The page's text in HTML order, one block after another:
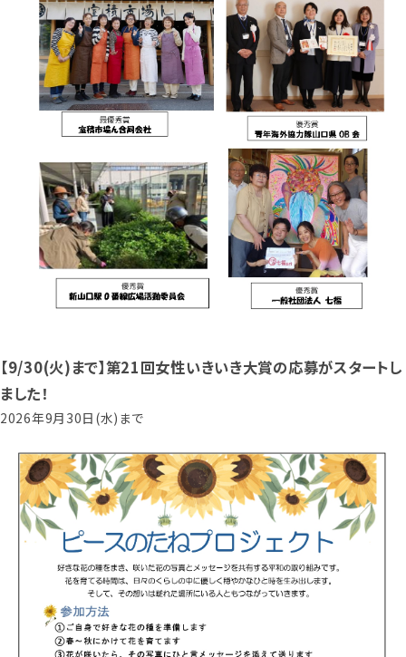
【9/30(火)まで】第21回女性いきいき大賞の応募がスタートし
ました！
2026年9月30日(水)まで